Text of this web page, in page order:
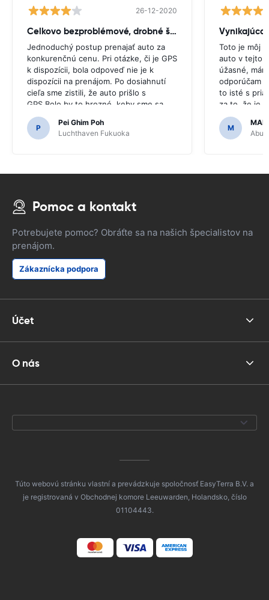
26-12-2020
Celkovo bezproblémové, drobné škytavka
Jednoduchý postup prenajať auto za
konkurenčnú cenu. Pri otázke, či je GPS
k dispozícii, bola odpoveď nie je k
dispozícii na prenájom. Po dosiahnutí
cieľa sme zistili, že auto prišlo s
GPS.Bolo by to hrozné, keby sme sa
rozhodli kúpiť GPS, pretože bolo
potrebné navigovať po japonských
cestách.
P
Pei Ghim Poh
Luchthaven Fukuoka
Vynikajúca
Toto je môj
auto v tejto
úžasné,
odporúčam
to isté s
za to, že je
jednoduché.
M
Abu
Pomoc a kontakt
Potrebujete pomoc? Obráťte sa na našich špecialistov na
prenájom.
Zákaznícka podpora
Účet
O nás
Túto webovú stránku vlastní a prevádzkuje spoločnosť EasyTerra B.V. a
je registrovaná v Obchodnej komore Leeuwarden, Holandsko, číslo
01104443.